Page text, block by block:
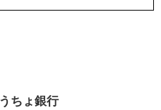
ちょ銀行